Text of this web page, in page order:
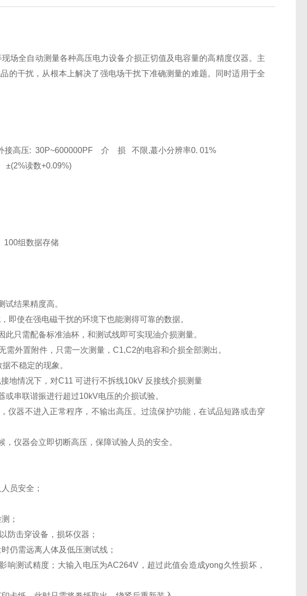
现场全自动测量各种高压电力设备介损正切值及电容量的高精度仪器。主
的干扰，从根本上解决了强电场干扰下准确测量的难题。同时适用于全
压: 30P~600000PF 介 损 不限,蕞小分辨率0. 01%
读数+0.09%)
组数据存储
试结果精度高。
即使在强电磁干扰的环境下也能测得可靠的数据。
只需配备标准油杯，和测试线即可实现油介损测量。
外置附件，只需一次测量，C1,C2的电容和介损全部测出。
不稳定的现象。
地情况下，对C11 可进行不拆线10kV 反接线介损测量
串联谐振进行超过10kV电压的介损试验。
仪器不进入正常程序，不输出高压。过流保护功能，在试品短路或击穿
仪器会立即切断高压，保障试验人员的安全。
员安全；
；
防击穿设备，损坏仪器；
仍需远离人体及低压测试线；
响测试精度；大输入电压为AC264V，超过此值会造成yong久性损坏，